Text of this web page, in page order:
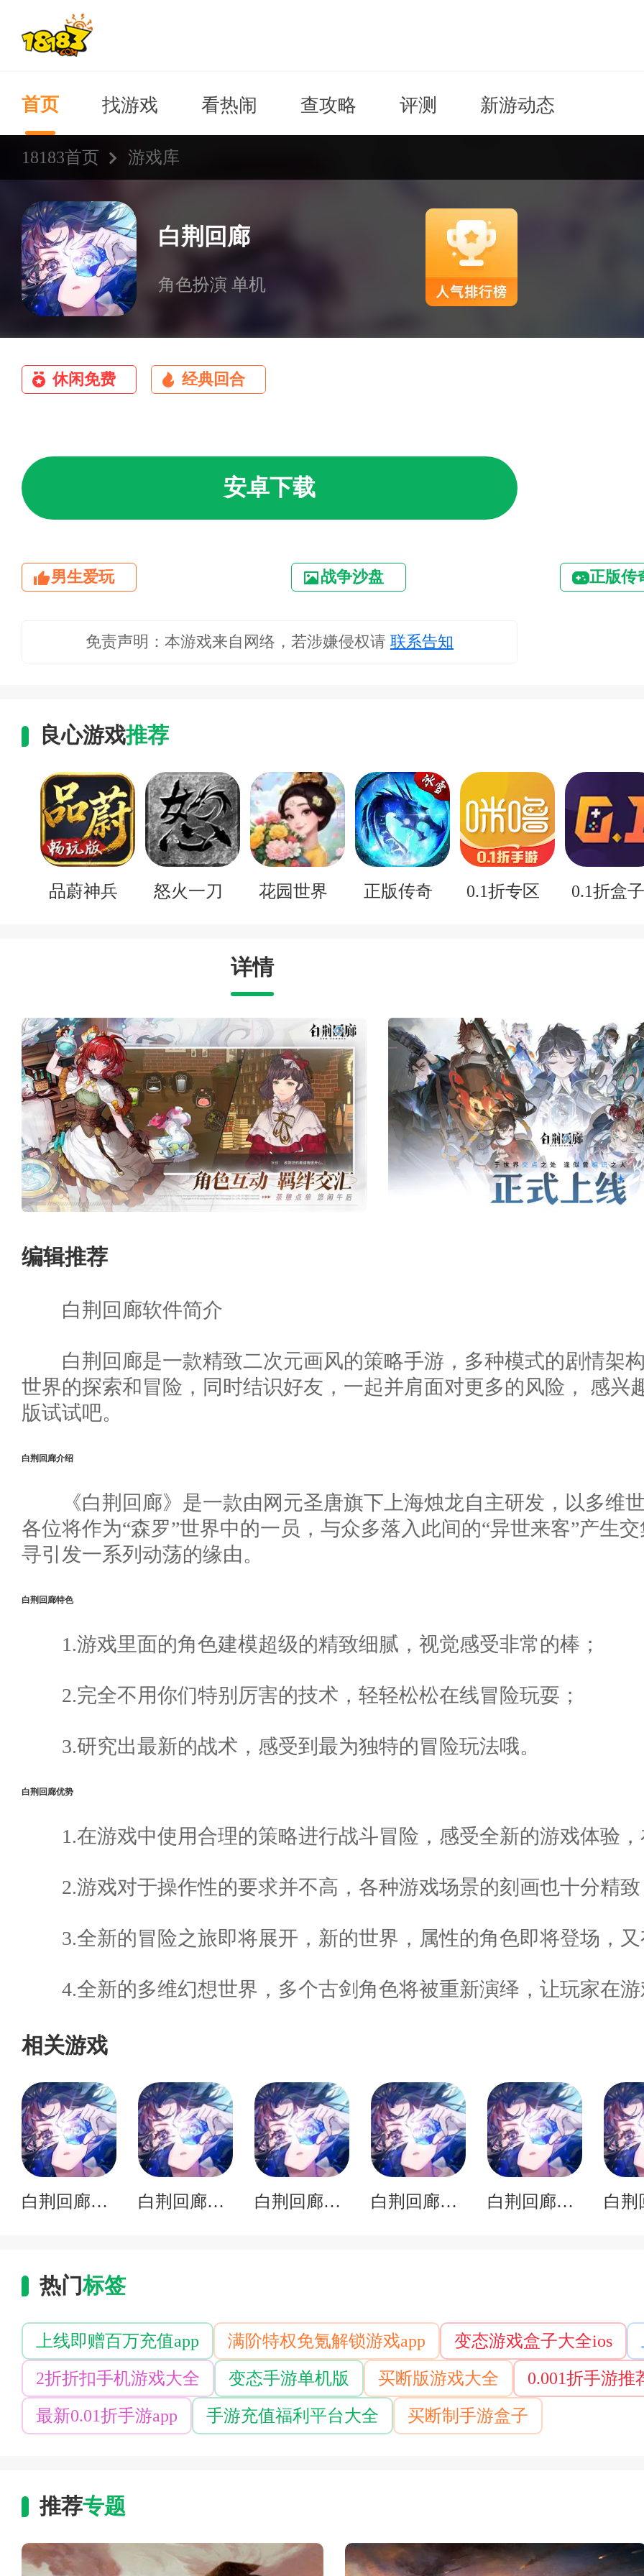
首页 找游戏 看热闹 查攻略 评测 新游动态
18183首页 游戏库
白荆回廊
角色扮演 单机
休闲免费 经典回合
安卓下载
男生爱玩 战争沙盘 正版传
免责声明：本游戏来自网络，若涉嫌侵权请 联系告知
良心游戏推荐
品蔚神兵 怒火一刀 花园世界 正版传奇 0.1折专区 0.1折盒子
详情
编辑推荐
白荆回廊软件简介
白荆回廊是一款精致二次元画风的策略手游，多种模式的剧情架
世界的探索和冒险，同时结识好友，一起并肩面对更多的风险， 感兴
版试试吧。
白荆回廊介绍
《白荆回廊》是一款由网元圣唐旗下上海烛龙自主研发，以多维
各位将作为“森罗”世界中的一员，与众多落入此间的“异世来客”产生
寻引发一系列动荡的缘由。
白荆回廊特色
1.游戏里面的角色建模超级的精致细腻，视觉感受非常的棒；
2.完全不用你们特别厉害的技术，轻轻松松在线冒险玩耍；
3.研究出最新的战术，感受到最为独特的冒险玩法哦。
白荆回廊优势
1.在游戏中使用合理的策略进行战斗冒险，感受全新的游戏体验
2.游戏对于操作性的要求并不高，各种游戏场景的刻画也十分精
3.全新的冒险之旅即将展开，新的世界，属性的角色即将登场，
4.全新的多维幻想世界，多个古剑角色将被重新演绎，让玩家在
相关游戏
白荆回廊无限烙痕养成版下载 白荆回廊无限角色v1.0.0 白荆回廊游戏官方正式版 白荆回廊苹果版 白荆回廊腾讯版v1.0
热门标签
上线即赠百万充值app 满阶特权免氪解锁游戏app 变态游戏盒子大全ios
2折折扣手机游戏大全
变态手游单机版 买断版游戏大全
0.001折手游推
最新0.01折手游app
手游充值福利平台大全 买断制手游盒子
推荐专题